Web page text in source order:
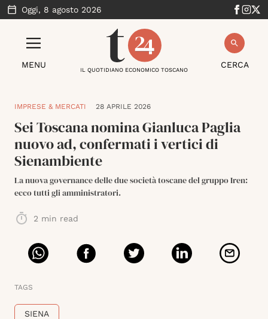
Oggi, 8 agosto 2026
MENU CERCA
IL QUOTIDIANO ECONOMICO TOSCANO
IMPRESE & MERCATI 28 APRILE 2026
Sei Toscana nomina Gianluca Paglia
nuovo ad, confermati i vertici di
Sienambiente
La nuova governance delle due società toscane del gruppo Iren:
ecco tutti gli amministratori.
2 min read
TAGS
SIENA